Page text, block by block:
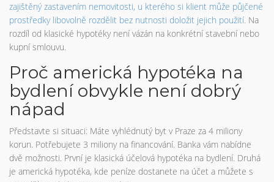
zajištěný zastavením nemovitosti, u kterého si klient může půjčené
prostředky libovolně rozdělit bez nutnosti doložit jejich použití. Na
rozdíl od klasické hypotéky není vázán na konkrétní stavební nebo
kupní smlouvu.
Proč americká hypotéka na
bydlení obvykle není dobrý
nápad
Představte si situaci: Máte vyhlédnutý byt v Praze za 4 miliony
korun. Potřebujete 3 miliony na financování. Banka vám nabídne
dvě možnosti. První je klasická účelová hypotéka na bydlení. Druhá
je americká hypotéka, kde peníze dostanete na účet a můžete s